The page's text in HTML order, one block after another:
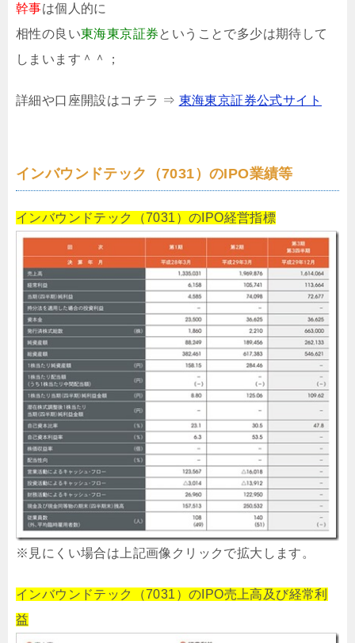
幹事は個人的に
相性の良い東海東京証券ということで多少は期待して
しまいます＾＾；
詳細や口座開設はコチラ ⇒ 東海東京証券公式サイト
インバウンドテック（7031）のIPO業績等
インバウンドテック（7031）のIPO経営指標
※見にくい場合は上記画像クリックで拡大します。
インバウンドテック（7031）のIPO売上高及び経常利
益